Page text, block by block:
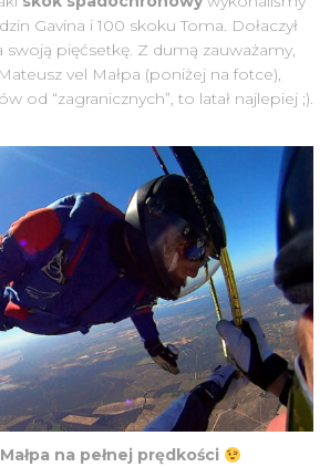
Gavina i 100 skoku Toma. Dołaczył
swoją pięćsetkę. Z dumą zauważamy,
vel Małpa (poniżej na fotce),
od “zagranicznych”, to latał najlepiej ;).
na pełnej prędkości